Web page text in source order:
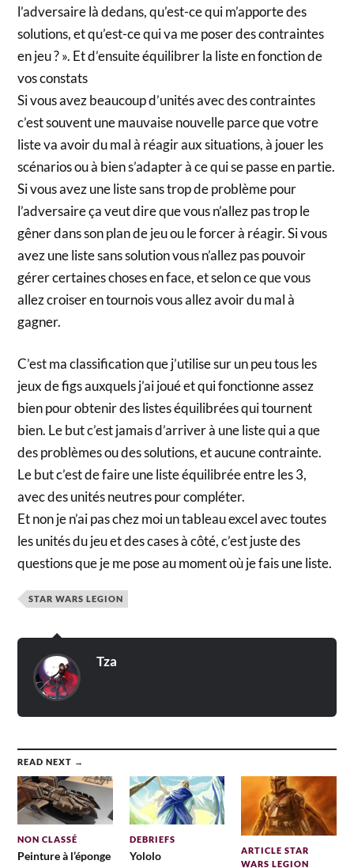
l’adversaire là dedans, qu’est-ce qui m’apporte des
solutions, et qu’est-ce qui va me poser des contraintes
en jeu ? ». Et d’ensuite équilibrer la liste en fonction de
vos constats
Si vous avez beaucoup d’unités avec des contraintes
c’est souvent une mauvaise nouvelle parce que votre
liste va avoir du mal à réagir aux situations, à jouer les
scénarios ou à bien s’adapter à ce qui se passe en partie.
Si vous avez une liste sans trop de problème pour
l’adversaire ça veut dire que vous n’allez pas trop le
gêner dans son plan de jeu ou le forcer à réagir. Si vous
avez une liste sans solution vous n’allez pas pouvoir
gérer certaines choses en face, et selon ce que vous
allez croiser en tournois vous allez avoir du mal à
gagner.
C’est ma classification que j’utilise sur un peu tous les
jeux de figs auxquels j’ai joué et qui fonctionne assez
bien pour obtenir des listes équilibrées qui tournent
bien. Le but c’est jamais d’arriver à une liste qui a que
des problèmes ou des solutions, et aucune contrainte.
Le but c’est de faire une liste équilibrée entre les 3,
avec des unités neutres pour compléter.
Et non je n’ai pas chez moi un tableau excel avec toutes
les unités du jeu et des cases à côté, c’est juste des
questions que je me pose au moment où je fais une liste.
STAR WARS LEGION
Tza
READ NEXT →
NON CLASSÉ
Peinture à l’éponge
DEBRIEFS
Yololo
ARTICLE STAR
WARS LEGION